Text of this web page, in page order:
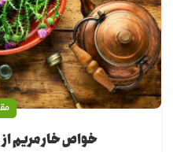
خواص خار مریم از